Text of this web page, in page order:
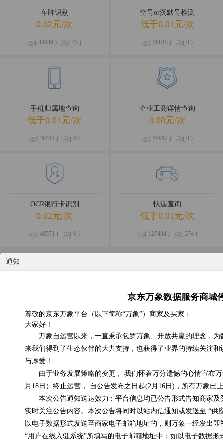
通知
京东万象数据服务商城
尊敬的京东万象平台（以下简称“万象”）商家及买家：
大家好！
万象自运营以来，一直秉承包罗万象、开放共赢的理念，
来我们得到了生态伙伴的大力支持，也获得了业界的持续关注
与厚爱！
由于业务发展策略的变更， 我们怀着万分遗憾的心情宣布
月18日）终止运营，
自公告发布之日起(2月16日)，所有万象已
本次公告通知送达效力：平台信息均已公告形式告知商家
实时关注公告内容。本次公告将同时以站内信通知或发送至 “供
以电子数据形式发送至商家电子邮箱地址的，则万象一经发出
“用户在线入驻系统”所填写的电子邮箱地址中；如以电子数据
车牌识别
0.02元/次
( 83689 ) ( 45 )
空号or沉默号检测
低于0.01元/次
( 58815 ) ( 0 )
手机归属地查询
低于0.01元/次
( 38514 ) ( 0 )
企业工商详情查询
0.08元/次
( 55912 ) ( 0 )
OCR银行卡识别
0.02元/次
( 48571 ) ( 0 )
快递查询
低于0.01元/次
( 127434 ) ( 274 )
特惠专区
低于0.01元/次
手机在网时长
0.3元/次
在线支付信息补单
0.1元/次